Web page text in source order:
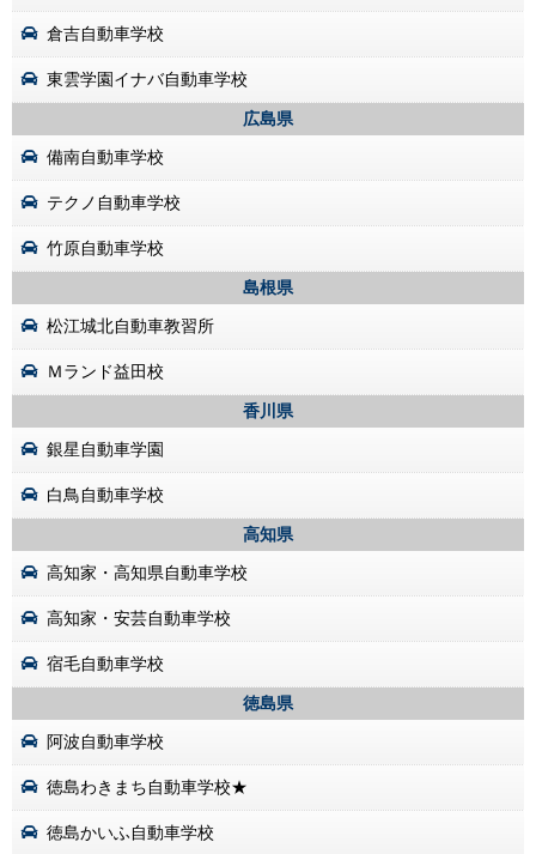
倉吉自動車学校
東雲学園イナバ自動車学校
広島県
備南自動車学校
テクノ自動車学校
竹原自動車学校
島根県
松江城北自動車教習所
Ｍランド益田校
香川県
銀星自動車学園
白鳥自動車学校
高知県
高知家・高知県自動車学校
高知家・安芸自動車学校
宿毛自動車学校
徳島県
阿波自動車学校
徳島わきまち自動車学校★
徳島かいふ自動車学校